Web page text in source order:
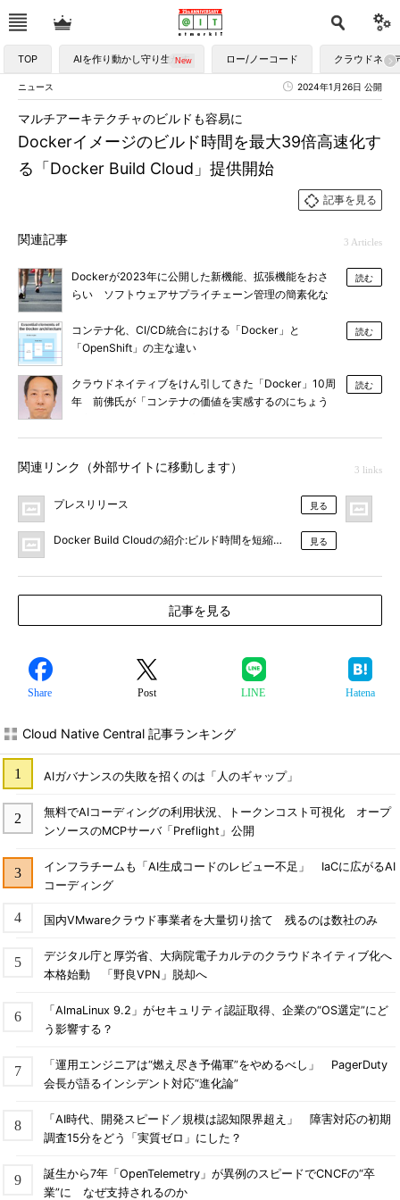
TOP AIを作り動かし守り生かす ロー/ノーコード クラウドネイ
ニュース 2024年1月26日 公開
Dockerイメージのビルド時間を最大39倍高速化す
る「Docker Build Cloud」提供開始
マルチアーキテクチャのビルドも容易に
記事を見る
関連記事 3 Articles
Dockerが2023年に公開した新機能、拡張機能をおさ
らい ソフトウェアサプライチェーン管理の簡素化な
読む
コンテナ化、CI/CD統合における「Docker」と
「OpenShift」の主な違い
読む
クラウドネイティブをけん引してきた「Docker」10周
年 前佛氏が「コンテナの価値を実感するのにちょう
読む
関連リンク（外部サイトに移動します） 3 links
プレスリリース 見る
Docker Build Cloudの紹介:ビルド時間を短縮し、開発者の生産性を向
見る
記事を見る
Share Post LINE Hatena
Cloud Native Central 記事ランキング
AIガバナンスの失敗を招くのは「人のギャップ」
無料でAIコーディングの利用状況、トークンコスト可視化 オープ
ンソースのMCPサーバ「Preflight」公開
インフラチームも「AI生成コードのレビュー不足」 IaCに広がるAI
コーディング
国内VMwareクラウド事業者を大量切り捨て 残るのは数社のみ
デジタル庁と厚労省、大病院電子カルテのクラウドネイティブ化へ
本格始動 「野良VPN」脱却へ
「AlmaLinux 9.2」がセキュリティ認証取得、企業の“OS選定”にど
う影響する？
「運用エンジニアは“燃え尽き予備軍”をやめるべし」 PagerDuty
会長が語るインシデント対応“進化論”
「AI時代、開発スピード／規模は認知限界超え」 障害対応の初期
調査15分をどう「実質ゼロ」にした？
誕生から7年「OpenTelemetry」が異例のスピードでCNCFの“卒
業”に なぜ支持されるのか